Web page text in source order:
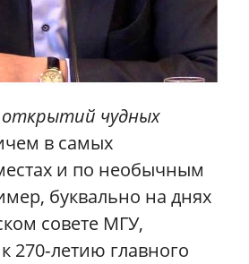
открытий чудных
в самых
и по необычным
буквально на днях
совете МГУ,
270‑летию главного